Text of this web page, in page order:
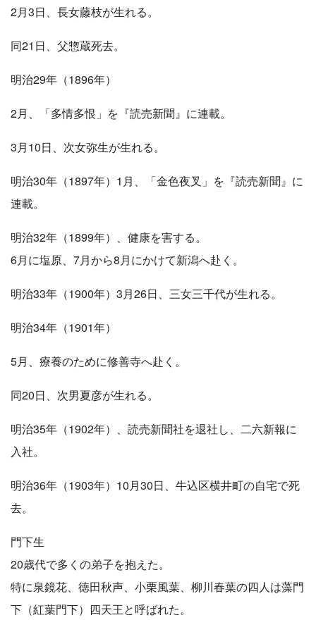
2月3日、長女藤枝が生れる。
同21日、父惣蔵死去。
明治29年（1896年）
2月、「多情多恨」を『読売新聞』に連載。
3月10日、次女弥生が生れる。
明治30年（1897年）1月、「金色夜叉」を『読売新聞』に
連載。
明治32年（1899年）、健康を害する。
6月に塩原、7月から8月にかけて新潟へ赴く。
明治33年（1900年）3月26日、三女三千代が生れる。
明治34年（1901年）
5月、療養のために修善寺へ赴く。
同20日、次男夏彦が生れる。
明治35年（1902年）、読売新聞社を退社し、二六新報に
入社。
明治36年（1903年）10月30日、牛込区横井町の自宅で死
去。
門下生
20歳代で多くの弟子を抱えた。
特に泉鏡花、徳田秋声、小栗風葉、柳川春葉の四人は藻門
下（紅葉門下）四天王と呼ばれた。